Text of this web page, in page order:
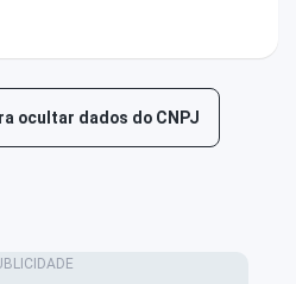
ocultar dados do CNPJ